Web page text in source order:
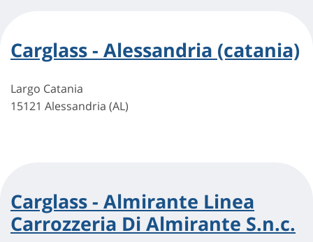
Carglass - Alessandria (catania)
Largo Catania
15121 Alessandria (AL)
Carglass - Almirante Linea
Carrozzeria Di Almirante S.n.c.